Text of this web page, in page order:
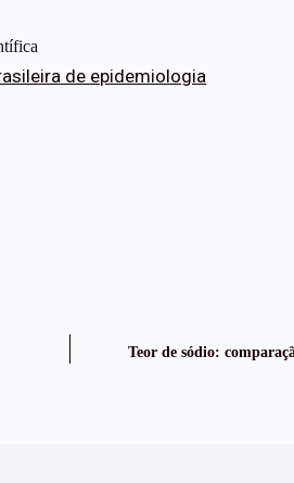
de epidemiologia
Teor de sódio: